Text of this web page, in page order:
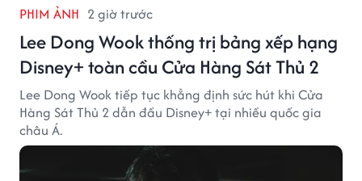
PHIM ẢNH 2 giờ trước
Lee Dong Wook thống trị bảng xếp hạng
Disney+ toàn cầu Cửa Hàng Sát Thủ 2
Lee Dong Wook tiếp tục khẳng định sức hút khi Cửa
Hàng Sát Thủ 2 dẫn đầu Disney+ tại nhiều quốc gia
châu Á.